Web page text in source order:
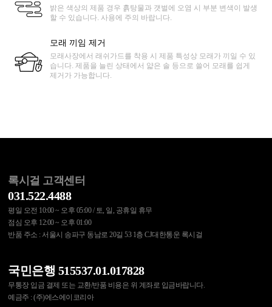
밝은 색상의 제품 경우 흙탕물과 갯벌에 오염 시 부분 변색이 발생
할 수 있습니다. 사용에 주의 바랍니다.
모래 끼임 제거
모래사장에서 래쉬가드를 착용 시 제품 특성상 모래가 끼일 수 있
습니다. 제품을 늘린 상태에서 얇은 솔 등으로 쓸어 모래를 쉽게
제거가 가능합니다.
록시걸 고객센터
031.522.4488
평일 오전 10:00 ~ 오후 05:00 / 토, 일, 공휴일 휴무
점심 오후 12:00 ~ 오후 01:00
반품 주소 : 서울시 송파구 동남로 20길 53 1층 CJ대한통운 록시걸
국민은행 515537.01.017828
무통장 입금 결제 또는 교환/반품 비용은 위 계좌로 입금바랍니다.
예금주 : (주)에스에이코리아